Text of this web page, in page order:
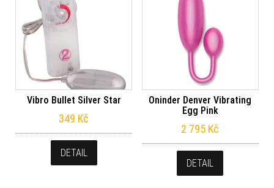
Vibro Bullet Silver Star
349 Kč
DETAIL
Oninder Denver Vibrating
Egg Pink
2 795 Kč
DETAIL